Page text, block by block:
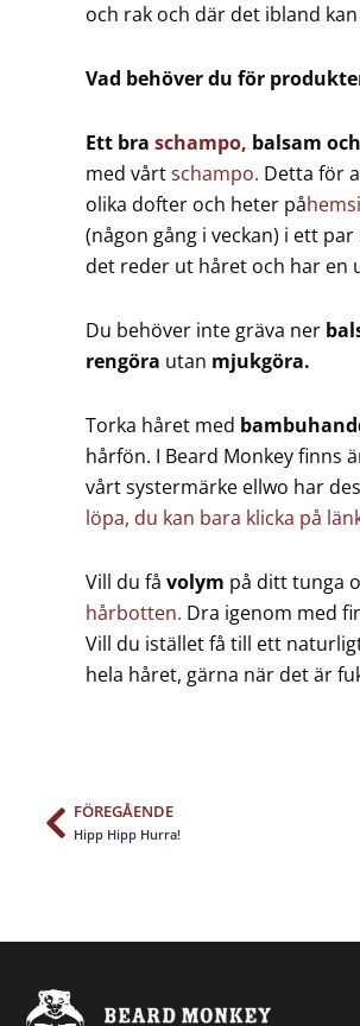
och rak och där det ibland
Vad behöver du för
Ett bra schampo, balsam
med vårtschampo. Detta för
olika dofter och heter på
(någon gång i veckan) i ett
det reder ut håret och har en
Du behöver inte gräva ner
rengöra utan mjukgöra.
Torka håret med
hårfön. I Beard Monkey finns
vårt systermärke ellwo har
löpa, du kan bara klicka på
Vill du få volym på ditt tunga
hårbotten. Dra igenom med
Vill du istället få till ett
hela håret, gärna när det är
Föregående
FÖREGÅENDE
Hipp Hipp Hurra!